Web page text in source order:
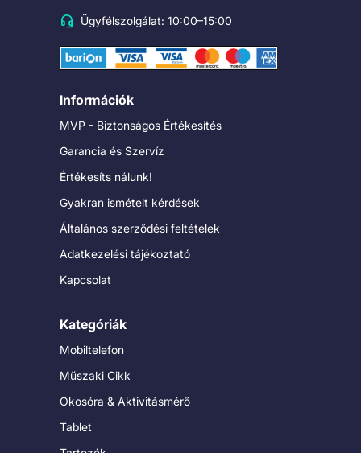
Ügyfélszolgálat: 10:00–15:00
Információk
MVP - Biztonságos Értékesítés
Garancia és Szervíz
Értékesíts nálunk!
Gyakran ismételt kérdések
Általános szerződési feltételek
Adatkezelési tájékoztató
Kapcsolat
Kategóriák
Mobiltelefon
Műszaki Cikk
Okosóra & Aktivitásmérő
Tablet